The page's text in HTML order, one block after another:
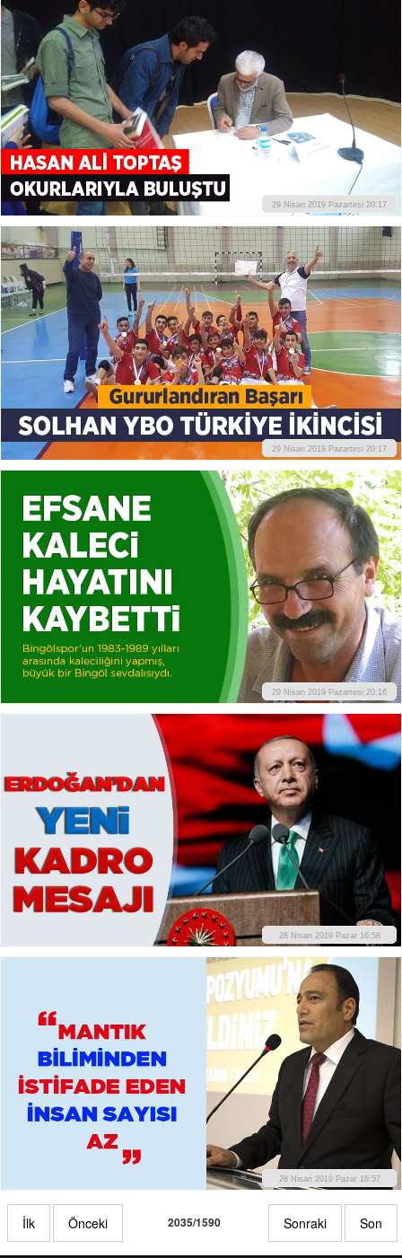
29 Nisan 2019 Pazartesi 20:17
29 Nisan 2019 Pazartesi 20:17
29 Nisan 2019 Pazartesi 20:16
28 Nisan 2019 Pazar 16:58
28 Nisan 2019 Pazar 16:57
İlk Önceki 2035/1590 Sonraki Son